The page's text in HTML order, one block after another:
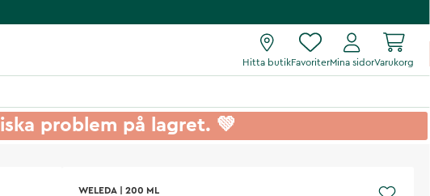
Hitta butikFavoriterMina sidorVarukorg
problem på lagret. 💚
WELEDA 200 ML